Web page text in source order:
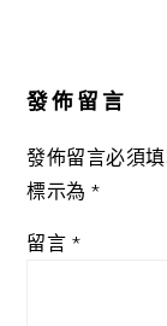
發佈留言
發佈留言必須
標示為*
留言 *